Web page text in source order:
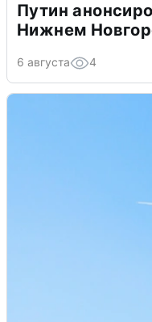
Путин
Нижнем
6 августа 4